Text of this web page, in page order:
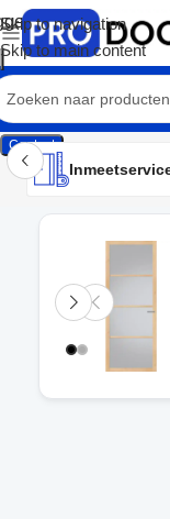
Skip to navigation
Skip to main content
Contact
Inmeetservice
Montageservice
Advies op maat
Showroom
Inmeetservice